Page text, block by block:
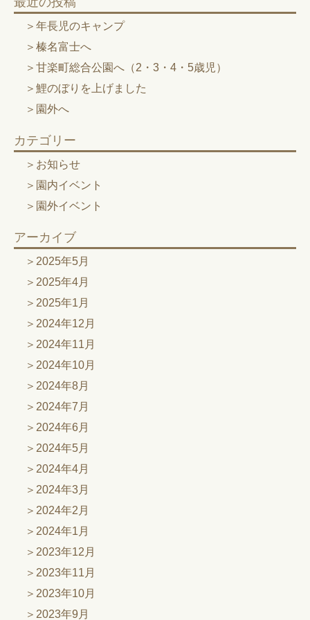
年長児のキャンプ
榛名富士へ
甘楽町総合公園へ（2・3・4・5歳児）
鯉のぼりを上げました
園外へ
カテゴリー
お知らせ
園内イベント
園外イベント
アーカイブ
2025年5月
2025年4月
2025年1月
2024年12月
2024年11月
2024年10月
2024年8月
2024年7月
2024年6月
2024年5月
2024年4月
2024年3月
2024年2月
2024年1月
2023年12月
2023年11月
2023年10月
2023年9月